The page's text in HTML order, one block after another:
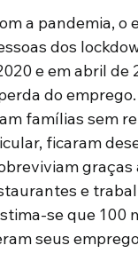
a pandemia, o
dos
e em abril de
do
famílias sem
ficaram
graças
e
se que 100
seus